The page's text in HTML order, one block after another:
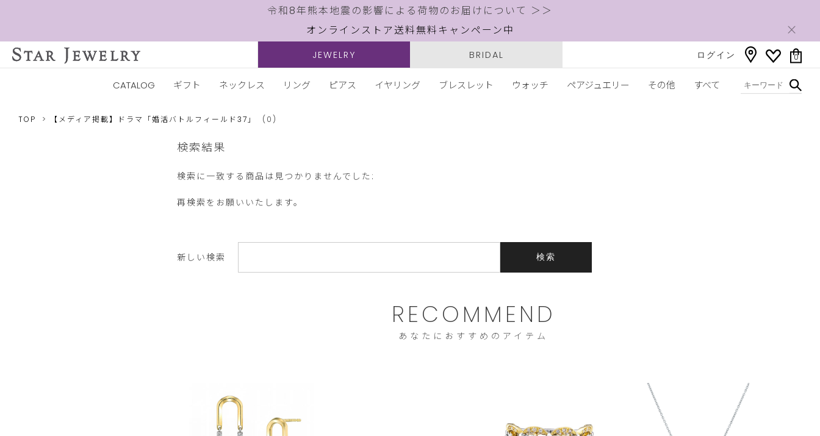
令和8年熊本地震の影響による荷物のお届けについて ＞＞
オンラインストア送料無料キャンペーン中
JEWELRY BRIDAL ログイン 0
CATALOG ギフト ネックレス リング ピアス イヤリング ブレスレット ウォッチ ペアジュエリー その他 すべて
TOP 【メディア掲載】ドラマ「婚活バトルフィールド37」 (0)
検索結果
検索に一致する商品は見つかりませんでした:
再検索をお願いいたします。
新しい検索 検索
RECOMMEND
あなたにおすすめのアイテム